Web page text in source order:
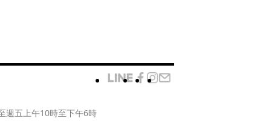
週五上午10時至下午6時